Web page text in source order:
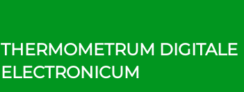
THERMOMETRUM DIGITALE
ELECTRONICUM